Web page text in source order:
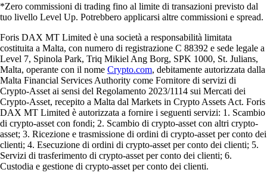
*Zero commissioni di trading fino al limite di transazioni previsto dal
tuo livello Level Up. Potrebbero applicarsi altre commissioni e spread.
Foris DAX MT Limited è una società a responsabilità limitata
costituita a Malta, con numero di registrazione C 88392 e sede legale a
Level 7, Spinola Park, Triq Mikiel Ang Borg, SPK 1000, St. Julians,
Malta, operante con il nome Crypto.com, debitamente autorizzata dalla
Malta Financial Services Authority come Fornitore di servizi di
Crypto-Asset ai sensi del Regolamento 2023/1114 sui Mercati dei
Crypto-Asset, recepito a Malta dal Markets in Crypto Assets Act. Foris
DAX MT Limited è autorizzata a fornire i seguenti servizi: 1. Scambio
di crypto-asset con fondi; 2. Scambio di crypto-asset con altri crypto-
asset; 3. Ricezione e trasmissione di ordini di crypto-asset per conto dei
clienti; 4. Esecuzione di ordini di crypto-asset per conto dei clienti; 5.
Servizi di trasferimento di crypto-asset per conto dei clienti; 6.
Custodia e gestione di crypto-asset per conto dei clienti.